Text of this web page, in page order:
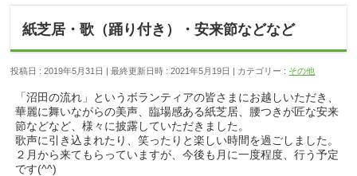
紙芝居・歌（踊り付き）・安来節などなど
投稿日 : 2019年5月31日 最終更新日時 : 2021年5月19日 カテゴリー : その他
「沼田の流れ」というボランティアの皆さまにお越しいただき、
華麗に舞いながらの美声、臨場感ある紙芝居、腰つきが匠な安来
節などなど、様々に披露していただきました。
歌声に引き込まれたり、笑ったりと楽しい時間を過ごしました。
２月から来てもらっていますが、今後も月に一度程度、行う予定
です(^^)